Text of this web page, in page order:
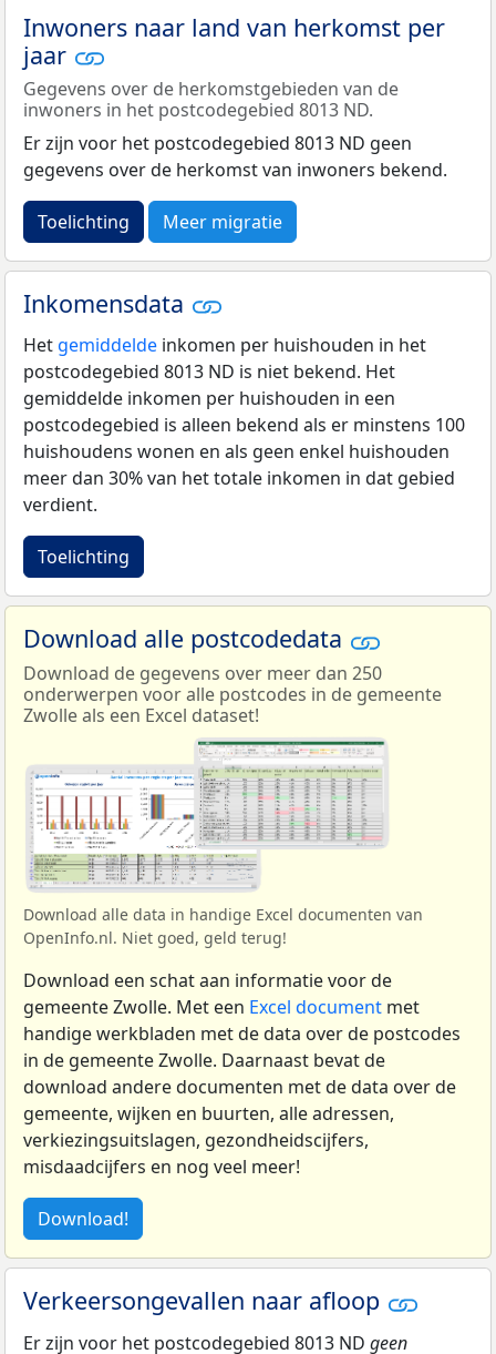
Inwoners naar land van herkomst per
jaar
Gegevens over de herkomstgebieden van de
inwoners in het postcodegebied 8013 ND.
Er zijn voor het postcodegebied 8013 ND geen
gegevens over de herkomst van inwoners bekend.
Toelichting Meer migratie
Inkomensdata
Het gemiddelde inkomen per huishouden in het
postcodegebied 8013 ND is niet bekend. Het
gemiddelde inkomen per huishouden in een
postcodegebied is alleen bekend als er minstens 100
huishoudens wonen en als geen enkel huishouden
meer dan 30% van het totale inkomen in dat gebied
verdient.
Toelichting
Download alle postcodedata
Download de gegevens over meer dan 250
onderwerpen voor alle postcodes in de gemeente
Zwolle als een Excel dataset!
Download alle data in handige Excel documenten van
OpenInfo.nl. Niet goed, geld terug!
Download een schat aan informatie voor de
gemeente Zwolle. Met een Excel document met
handige werkbladen met de data over de postcodes
in de gemeente Zwolle. Daarnaast bevat de
download andere documenten met de data over de
gemeente, wijken en buurten, alle adressen,
verkiezingsuitslagen, gezondheidscijfers,
misdaadcijfers en nog veel meer!
Download!
Verkeersongevallen naar afloop
Er zijn voor het postcodegebied 8013 ND geen